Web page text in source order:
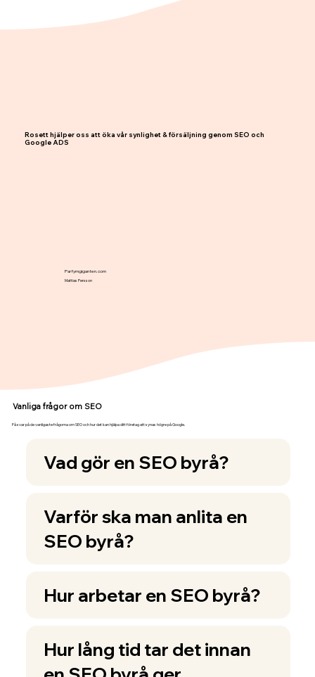
Vanliga frågor om SEO
Få svar på de vanligaste frågorna om SEO och hur det kan hjälpa ditt företag att synas högre på Google.
Vad gör en SEO byrå?
Varför ska man anlita en
SEO byrå?
Hur arbetar en SEO byrå?
Hur lång tid tar det innan
Rosett hjälper oss att öka vår synlighet & försäljning genom SEO och
Google ADS
Parfymgiganten.com
Mattias Persson